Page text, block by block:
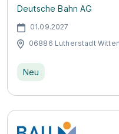
Deutsche Bahn AG
01.09.2027
06886 Lutherstadt
Neu